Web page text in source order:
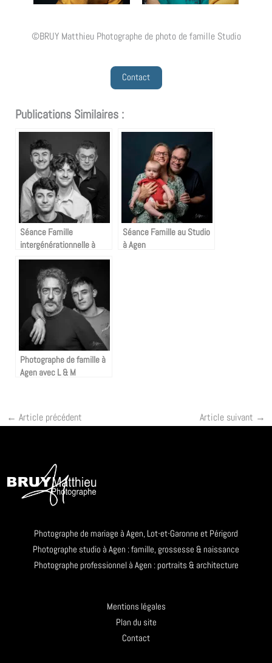
©BRUY Matthieu Photographe de photo de famille Studio
Contact
Publications Similaires :
Séance Famille
intergénérationnelle à
Agen avec la famille L
Séance Famille au Studio
à Agen
Photographe de famille à
Agen avec L & M
← Article précédent Article suivant →
Photographe de mariage à Agen, Lot-et-Garonne et Périgord
Photographe studio à Agen : famille, grossesse & naissance
Photographe professionnel à Agen : portraits & architecture
Mentions légales
Plan du site
Contact